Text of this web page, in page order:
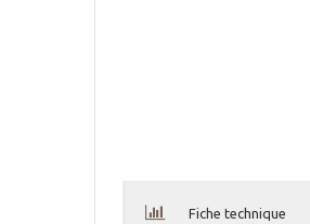
Fiche technique